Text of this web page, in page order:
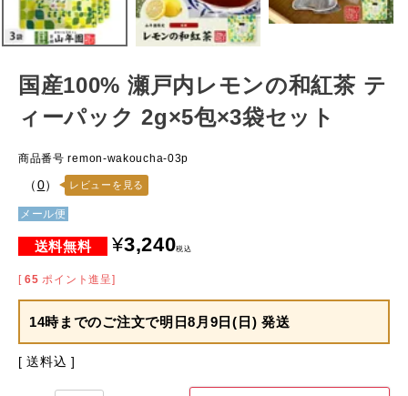
国産100% 瀬戸内レモンの和紅茶 テ
ィーパック 2g×5包×3袋セット
商品番号 remon-wakoucha-03p
（0） レビューを見る
メール便
¥3,240税込
[ 65 ポイント進呈]
14時までのご注文で明日8月9日(日) 発送
送料込